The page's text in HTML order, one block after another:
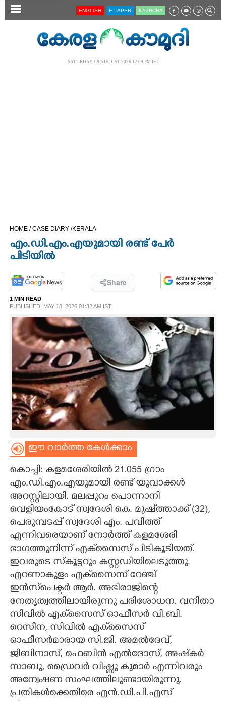
SECTIONS
LIFESTYLE
SPIRITUAL
INFO+
ART
ASTRO
CARTOONS
LITERATURE
ZOOM
ENGLISH E-PAPER KĀZHCHA
SATURDAY, 08 AUGUST 2026 12.09 PM IST
HOME /CASE DIARY /KERALA
എം.ഡി.എം.എയുമായി രണ്ട് പേർ
പിടിയിൽ
Share
1 MIN READ
PUBLISHED: MAY 18, 2026 01:32 AM IST
ഈ വാർത്ത കേൾക്കാം
കൊച്ചി: കളമശേരിയിൽ 21.055 ഗ്രാം
എം.ഡി.എം.എയുമായി രണ്ട് യുവാക്കൾ
അറസ്റ്റിലായി. മലപ്പുറം പൊന്നാനി
വെളിയംകോട് സ്വദേശി കെ. മുഷ്ത്താക്ക് (32),
പെരുമ്പടപ്പ് സ്വദേശി എം. പവിത്ത്
എന്നിവരെയാണ് നോർത്ത് കളമശേരി
ഭാഗത്തുനിന്ന് എക്‌സൈസ് പിടികൂടിയത്.
ഇവരുടെ സ്കൂട്ടറും കസ്റ്റഡിയിലെടുത്തു.
എറണാകുളം എക്‌സൈസ് റേഞ്ച്
ഇൻസ്‌പെക്ടർ ആർ. അഭിരാജിന്റെ
നേതൃത്വത്തിലായിരുന്നു പരിശോധന. വനിതാ
സിവിൽ എക്‌സൈസ് ഓഫീസർ വി.ബി.
റെസീന, സിവിൽ എക്‌സൈസ്
ഓഫീസർമാരായ സി.ജി. അമൽദേവ്,
ജിബിനാസ്, ഫെബിൻ എൽദോസ്, അഷ്‌കർ
സാബു, ഡ്രൈവർ വിഷ്ണു കുമാർ എന്നിവരും
അന്വേഷണ സംഘത്തിലുണ്ടായിരുന്നു.
പ്രതികൾക്കെതിരെ എൻ.ഡി.പി.എസ്